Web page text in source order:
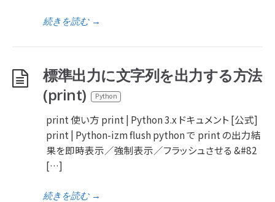
続きを読む→
標準出力に文字列を出力する方法
(print)
Python
print 使い方 print | Python 3.x ドキュメント [公式]
print | Python-izm flush python で print の出力結
果を即時表示／強制表示／フラッシュさせる &#82
[…]
続きを読む→